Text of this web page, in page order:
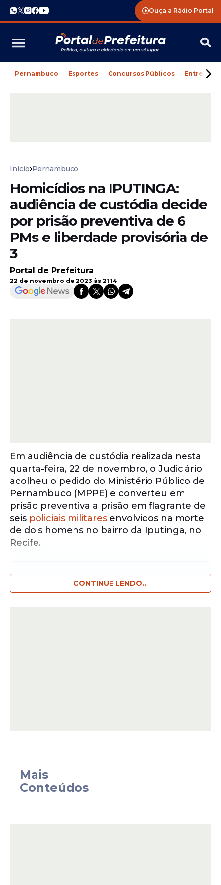
Ouça a Rádio Portal
Pernambuco Esportes Concursos Públicos
Início Pernambuco
Homicídios na IPUTINGA:
audiência de custódia decide
por prisão preventiva de 6
PMs e liberdade provisória de
3
Portal de Prefeitura
22 de novembro de 2023 às 21:14
Em audiência de custódia realizada nesta
quarta-feira, 22 de novembro, o Judiciário
acolheu o pedido do Ministério Público de
Pernambuco (MPPE) e converteu em
prisão preventiva a prisão em flagrante de
seis policiais militares envolvidos na morte
de dois homens no bairro da Iputinga, no
Recife.
Notícias pelo WhatsApp
Receba as notícias exclusivas do
de Prefeiturapelo nosso canal.
CONTINUE LENDO...
Mais
Conteúdos